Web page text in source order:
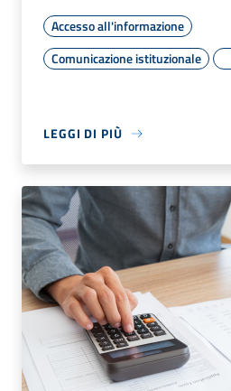
Accesso all'informazione
Comunicazione istituzionale
LEGGI DI PIÙ